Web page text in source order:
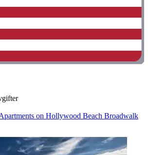
on Hollywood Beach Broadwalk